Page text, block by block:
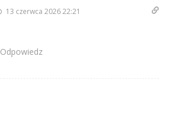
13 czerwca 2026 22:21
Odpowiedz